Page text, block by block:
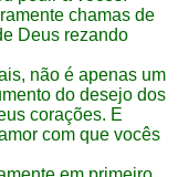
chamas de
Deus rezando
não é apenas um
do desejo dos
corações. E
com que vocês